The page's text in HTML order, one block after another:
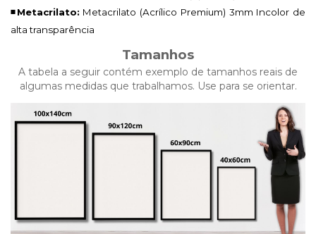
◾Metacrilato: Metacrilato (Acrílico Premium) 3mm Incolor de
alta transparência
Tamanhos
A tabela a seguir contém exemplo de tamanhos reais de
algumas medidas que trabalhamos. Use para se orientar.